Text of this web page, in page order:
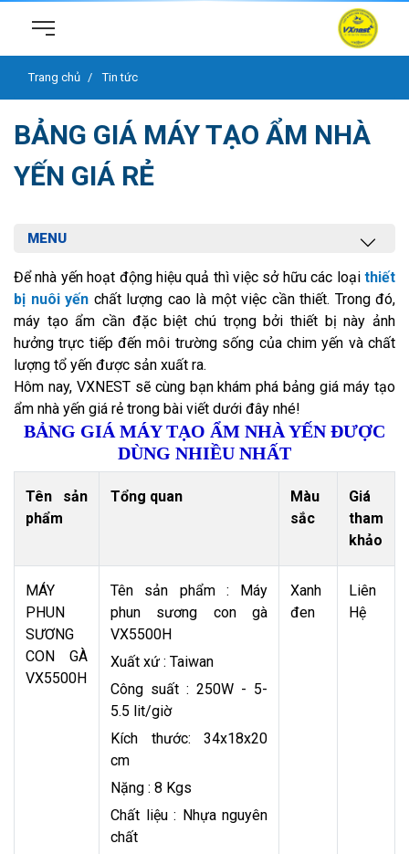
Trang chủ Tin tức
BẢNG GIÁ MÁY TẠO ẨM NHÀ
YẾN GIÁ RẺ
MENU
Để nhà yến hoạt động hiệu quả thì việc sở hữu các loại thiết
bị nuôi yến chất lượng cao là một việc cần thiết. Trong đó,
máy tạo ẩm cần đặc biệt chú trọng bởi thiết bị này ảnh
hưởng trực tiếp đến môi trường sống của chim yến và chất
lượng tổ yến được sản xuất ra.
Hôm nay, VXNEST sẽ cùng bạn khám phá bảng giá máy tạo
ẩm nhà yến giá rẻ trong bài viết dưới đây nhé!
BẢNG GIÁ MÁY TẠO ẨM NHÀ YẾN ĐƯỢC
DÙNG NHIỀU NHẤT
Tên sản
phẩm
Tổng quan
Màu
sắc
Giá
tham
khảo
MÁY
PHUN
SƯƠNG
CON GÀ
VX5500H
Tên sản phẩm : Máy
phun sương con gà
VX5500H
Xuất xứ : Taiwan
Công suất : 250W - 5-
5.5 lit/giờ
Kích thước: 34x18x20
cm
Nặng : 8 Kgs
Chất liệu : Nhựa nguyên
chất
Xanh
đen
Liên
Hệ